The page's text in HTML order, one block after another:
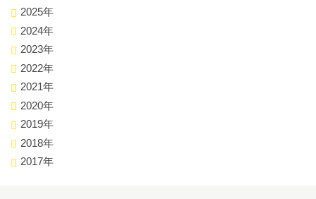
2025年
2024年
2023年
2022年
2021年
2020年
2019年
2018年
2017年